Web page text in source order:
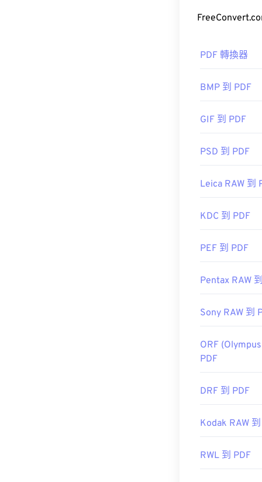
如何開啟
大多數人在需
大多數網頁瀏
更高級的功能
開發者： ISO
實用連結：
https://
PDF 轉換器
BMP 到 PDF
GIF 到 PDF
PSD 到 PDF
Leica RAW 到
KDC 到 PDF
PEF 到 PDF
Pentax RAW
Sony RAW 到
ORF
PDF
DRF 到 PDF
Kodak RAW
RWL 到 PDF